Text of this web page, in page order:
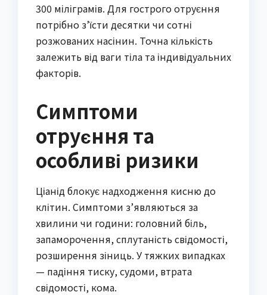
300 міліграмів. Для гострого отруєння
потрібно з’їсти десятки чи сотні
розжованих насінин. Точна кількість
залежить від ваги тіла та індивідуальних
факторів.
Симптоми
отруєння та
особливі ризики
Ціанід блокує надходження кисню до
клітин. Симптоми з’являються за
хвилини чи години: головний біль,
запаморочення, сплутаність свідомості,
розширення зіниць. У тяжких випадках
— падіння тиску, судоми, втрата
свідомості, кома.